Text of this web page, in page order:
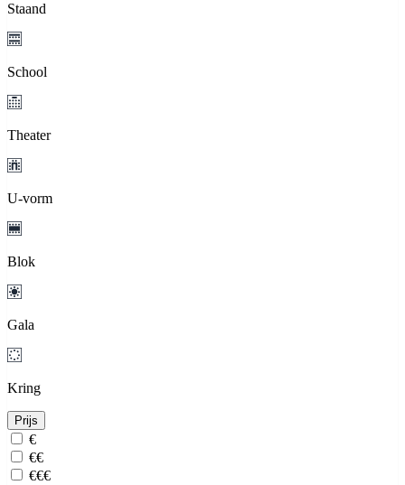
Staand
School
Theater
U-vorm
Blok
Gala
Kring
Prijs
€
€€
€€€